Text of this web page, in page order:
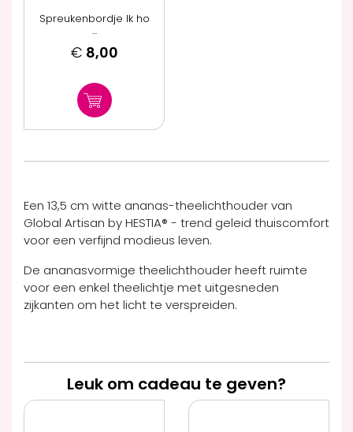
Spreukenbordje Ik ho
...
€ 8,00
Een 13,5 cm witte ananas-theelichthouder van
Global Artisan by HESTIA® - trend geleid thuiscomfort
voor een verfijnd modieus leven.
De ananasvormige theelichthouder heeft ruimte
voor een enkel theelichtje met uitgesneden
zijkanten om het licht te verspreiden.
Leuk om cadeau te geven?